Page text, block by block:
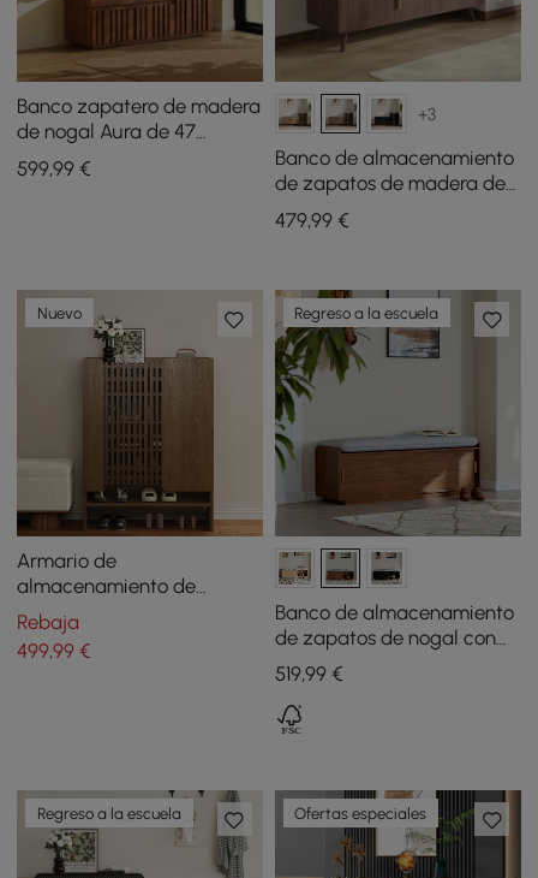
Banco zapatero de madera
de nogal Aura de 47
pulgadas con gabinete
lateral derecho para
599,99 €
+3
Banco de almacenamiento
de zapatos de madera de
nogal negro con armario en
el lado derecho para
479,99€
Nuevo
Armario de
almacenamiento de
zapatos con listones de
madera maciza de nogal
de 900 mm y 5 niveles
Rebaja
499,99 €
Regreso a la escuela
Banco de almacenamiento
de zapatos de nogal con
cojín
519,99€
Regreso a la escuela Ofertas especiales